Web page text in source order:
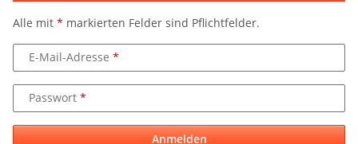
Alle mit * markierten Felder sind Pflichtfelder.
E-Mail-Adresse
Passwort
Anmelden